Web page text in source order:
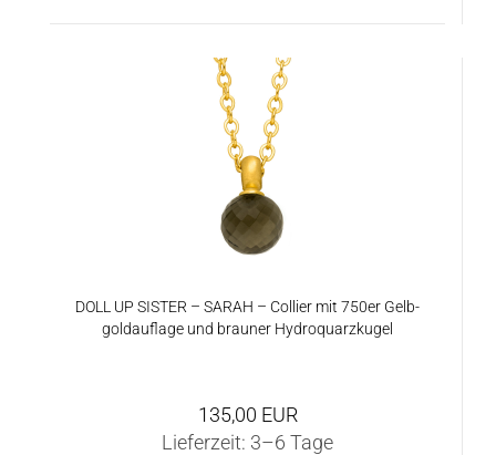
DOLL UP SIS­TER – SARAH – Col­lier mit 750er Gelb­
gold­auf­la­ge und brau­ner Hy­dro­quarz­ku­gel
135,00 EUR
Lieferzeit: 3–6 Tage